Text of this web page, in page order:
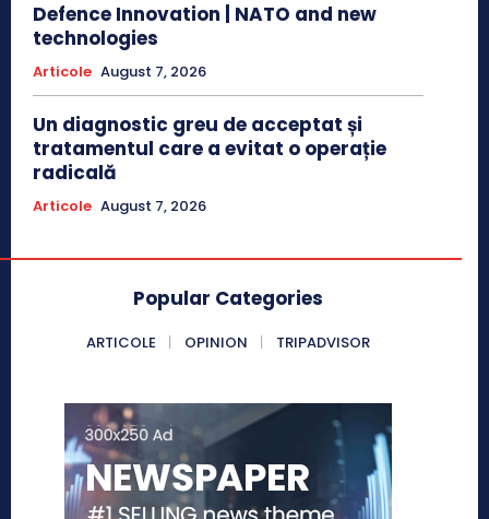
Defence Innovation | NATO and new
technologies
Articole August 7, 2026
Un diagnostic greu de acceptat și
tratamentul care a evitat o operație
radicală
Articole August 7, 2026
Popular Categories
ARTICOLE OPINION TRIPADVISOR